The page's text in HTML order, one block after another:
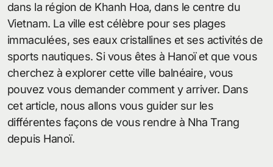
dans la région de Khanh Hoa, dans le centre du
Vietnam. La ville est célèbre pour ses plages
immaculées, ses eaux cristallines et ses activités de
sports nautiques. Si vous êtes à Hanoï et que vous
cherchez à explorer cette ville balnéaire, vous
pouvez vous demander comment y arriver. Dans
cet article, nous allons vous guider sur les
différentes façons de vous rendre à Nha Trang
depuis Hanoï.